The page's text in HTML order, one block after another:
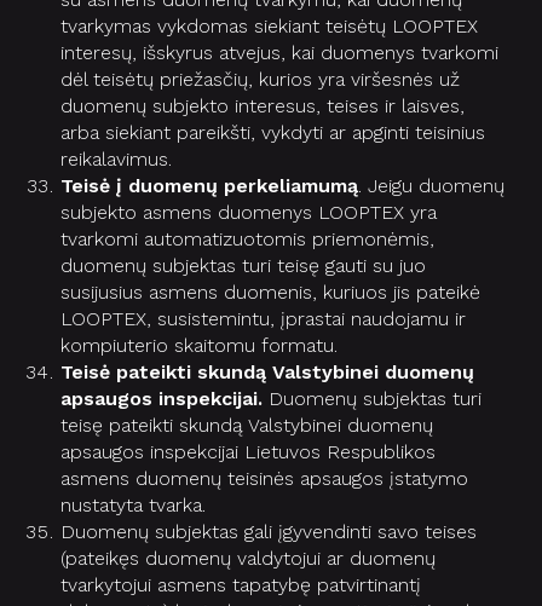
tvarkymas vykdomas siekiant teisėtų LOOPTEX
interesų, išskyrus atvejus, kai duomenys tvarkomi
dėl teisėtų priežasčių, kurios yra viršesnės už
duomenų subjekto interesus, teises ir laisves,
arba siekiant pareikšti, vykdyti ar apginti teisinius
reikalavimus.
Teisė į duomenų perkeliamumą. Jeigu duomenų
subjekto asmens duomenys LOOPTEX yra
tvarkomi automatizuotomis priemonėmis,
duomenų subjektas turi teisę gauti su juo
susijusius asmens duomenis, kuriuos jis pateikė
LOOPTEX, susistemintu, įprastai naudojamu ir
kompiuterio skaitomu formatu.
Teisė pateikti skundą Valstybinei duomenų
apsaugos inspekcijai. Duomenų subjektas turi
teisę pateikti skundą Valstybinei duomenų
apsaugos inspekcijai Lietuvos Respublikos
asmens duomenų teisinės apsaugos įstatymo
nustatyta tvarka.
Duomenų subjektas gali įgyvendinti savo teises
(pateikęs duomenų valdytojui ar duomenų
tvarkytojui asmens tapatybę patvirtinantį